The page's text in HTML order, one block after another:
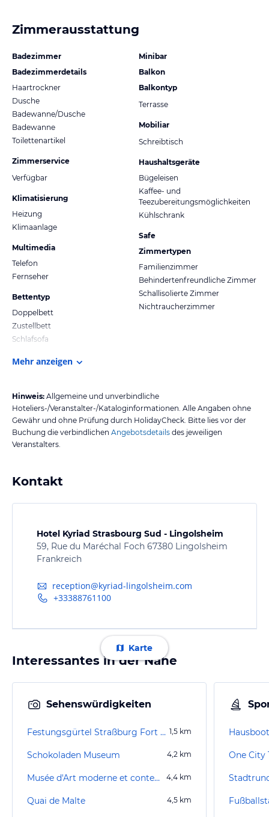
Zimmerausstattung
Badezimmer
Badezimmerdetails
Haartrockner
Dusche
Badewanne/Dusche
Badewanne
Toilettenartikel
Zimmerservice
Verfügbar
Klimatisierung
Heizung
Klimaanlage
Multimedia
Telefon
Fernseher
Bettentyp
Doppelbett
Zustellbett
Schlafsofa
Minibar
Balkon
Balkontyp
Terrasse
Mobiliar
Schreibtisch
Haushaltsgeräte
Bügeleisen
Kaffee- und
Teezubereitungsmöglichkeiten
Kühlschrank
Safe
Zimmertypen
Familienzimmer
Behindertenfreundliche Zimmer
Schallisolierte Zimmer
Nichtraucherzimmer
Mehr anzeigen
Hinweis: Allgemeine und unverbindliche
Hoteliers-/Veranstalter-/Kataloginformationen. Alle Angaben ohne
Gewähr und ohne Prüfung durch HolidayCheck. Bitte lies vor der
Buchung die verbindlichen Angebotsdetails des jeweiligen
Veranstalters.
Kontakt
Hotel Kyriad Strasbourg Sud - Lingolsheim
59, Rue du Maréchal Foch 67380 Lingolsheim
Frankreich
reception@kyriad-lingolsheim.com
+33388761100
Karte
Interessantes in der Nähe
Sehenswürdigkeiten
Festungsgürtel Straßburg Fort Joffre 1,5 km
Schokoladen Museum 4,2 km
Musée d'Art moderne et contemporain de Strasbourg (MAMCS) 4,4 km
Quai de Malte 4,5 km
One City